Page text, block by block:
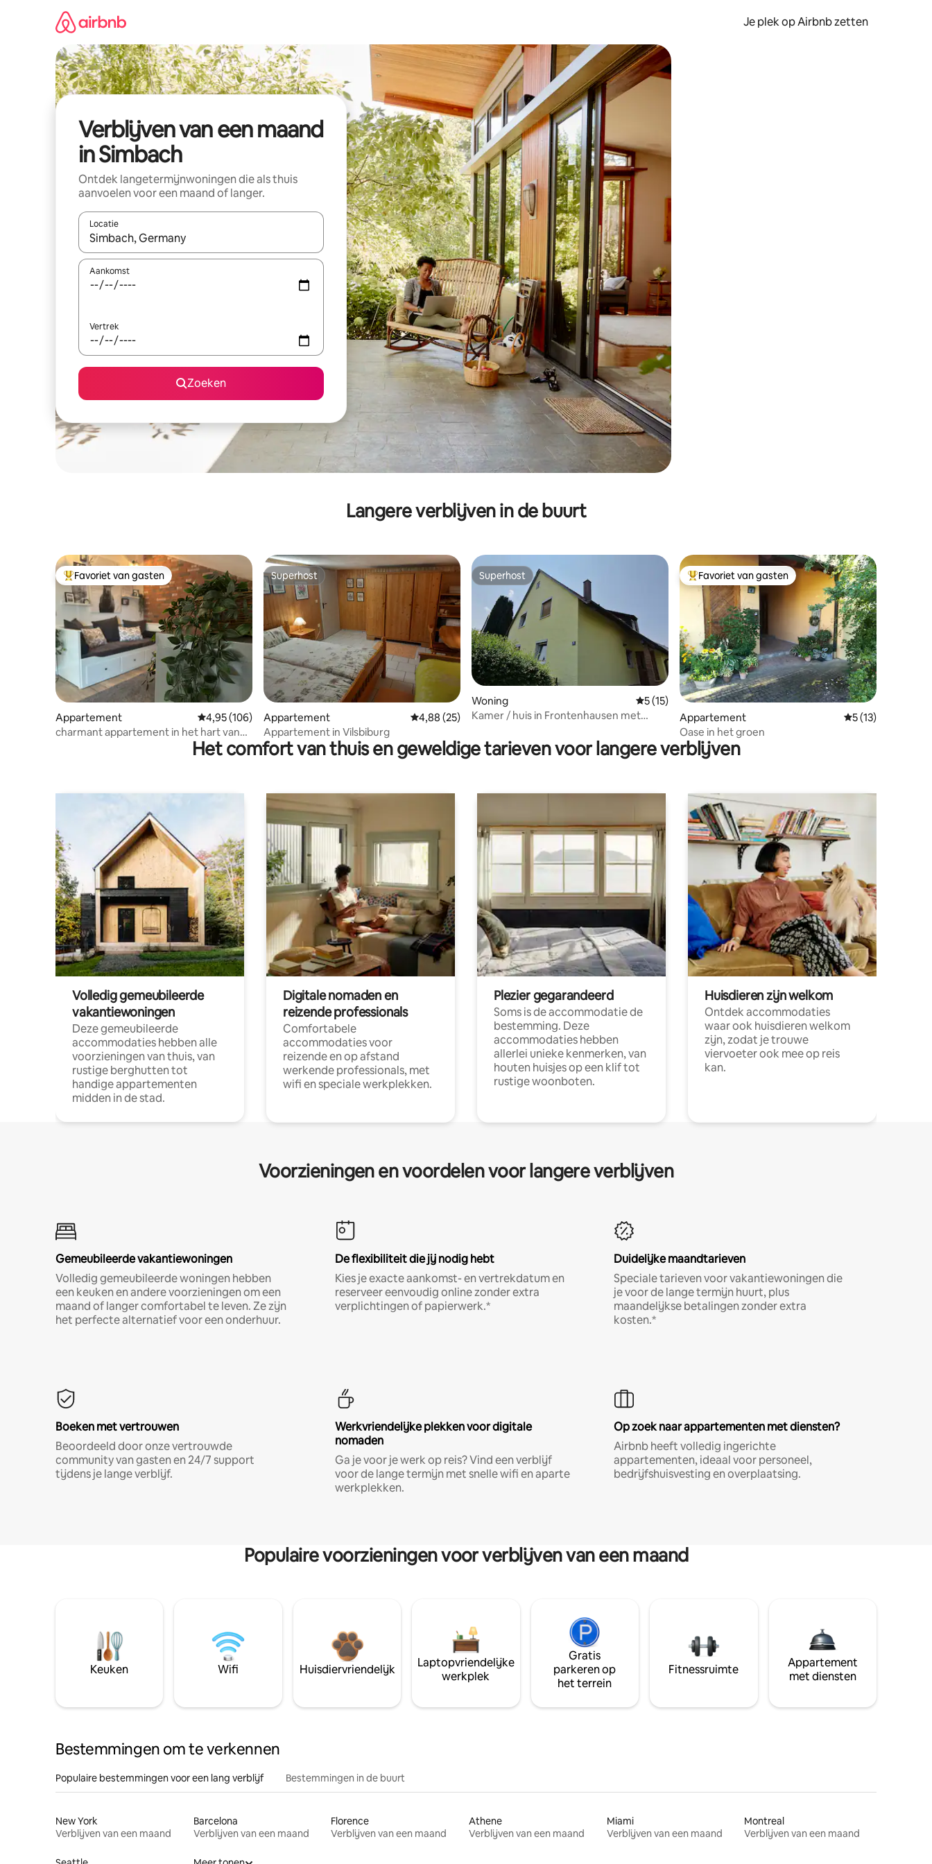
Je plek op Airbnb zetten
Verblijven van een maand
in Simbach
Ontdek langetermijnwoningen die als thuis
aanvoelen voor een maand of langer.
Locatie
Wanneer er resultaten beschikbaar zijn, maak je een keuze met je de pijltjestoetsen omhoog en omlaag, óf door te tikken of swipen.
Aankomst
Vertrek
Zoeken
Langere verblijven in de buurt
Topfavoriet van gasten
Favoriet van gasten
Appartement Gemiddelde beoordeling van 4,95 op 5, 106 recensies
4,95 (106)
charmant appartement in het hart van
Superhost
Superhost
Appartement Gemiddelde beoordeling van 4,88 op 5, 25 recensies
4,88 (25)
Appartement in Vilsbiburg
Superhost
Superhost
Woning Gemiddelde beoordeling van 5 op 5, 15 recensies
5 (15)
Kamer / huis in Frontenhausen met
Topfavoriet van gasten
Favoriet van gasten
Appartement Gemiddelde
5 (13)
Oase in het groen
Het comfort van thuis en geweldige tarieven voor langere verblijven
Volledig gemeubileerde
vakantiewoningen
Deze gemeubileerde
accommodaties hebben alle
voorzieningen van thuis, van
rustige berghutten tot
handige appartementen
midden in de stad.
Digitale nomaden en
reizende professionals
Comfortabele
accommodaties voor
reizende en op afstand
werkende professionals, met
wifi en speciale werkplekken.
Plezier gegarandeerd
Soms is de accommodatie de
bestemming. Deze
accommodaties hebben
allerlei unieke kenmerken, van
houten huisjes op een klif tot
rustige woonboten.
Huisdieren zijn welkom
Ontdek accommodaties
waar ook huisdieren welkom
zijn, zodat je trouwe
viervoeter ook mee op reis
kan.
Voorzieningen en voordelen voor langere verblijven
Gemeubileerde vakantiewoningen
Volledig gemeubileerde woningen hebben
een keuken en andere voorzieningen om een
maand of langer comfortabel te leven. Ze zijn
het perfecte alternatief voor een onderhuur.
De flexibiliteit die jij nodig hebt
Kies je exacte aankomst- en vertrekdatum en
reserveer eenvoudig online zonder extra
verplichtingen of papierwerk.*
Duidelijke maandtarieven
Speciale tarieven voor vakantiewoningen die
je voor de lange termijn huurt, plus
maandelijkse betalingen zonder extra
kosten.*
Boeken met vertrouwen
Beoordeeld door onze vertrouwde
community van gasten en 24/7 support
tijdens je lange verblijf.
Werkvriendelijke plekken voor digitale
nomaden
Ga je voor je werk op reis? Vind een verblijf
voor de lange termijn met snelle wifi en aparte
werkplekken.
Op zoek naar appartementen met diensten?
Airbnb heeft volledig ingerichte
appartementen, ideaal voor personeel,
bedrijfshuisvesting en overplaatsing.
Populaire voorzieningen voor verblijven van een maand
Keuken Wifi Huisdiervriendelijk
Laptopvriendelijke
werkplek
Gratis
parkeren op
het terrein
Fitnessruimte
Appartement
met diensten
Bestemmingen om te verkennen
Populaire bestemmingen voor een lang verblijf Bestemmingen in de buurt
New York
Verblijven van een maand
Barcelona
Verblijven van een maand
Florence
Verblijven van een maand
Athene
Verblijven van een maand
Miami
Verblijven van een maand
Montreal
Verblijven van een maand